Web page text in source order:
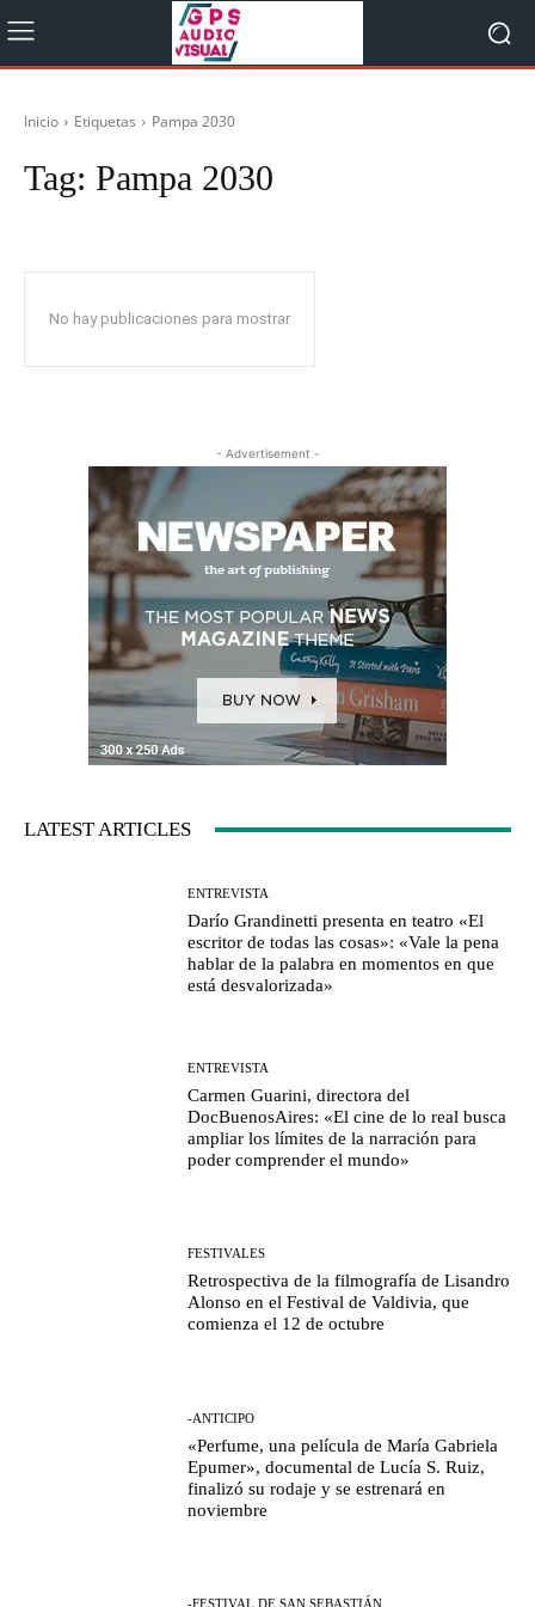
Inicio Etiquetas Pampa 2030
Tag: Pampa 2030
No hay publicaciones para mostrar
- Advertisement -
LATEST ARTICLES
ENTREVISTA
Darío Grandinetti presenta en teatro «El
escritor de todas las cosas»: «Vale la pena
hablar de la palabra en momentos en que
está desvalorizada»
ENTREVISTA
Carmen Guarini, directora del
DocBuenosAires: «El cine de lo real busca
ampliar los límites de la narración para
poder comprender el mundo»
FESTIVALES
Retrospectiva de la filmografía de Lisandro
Alonso en el Festival de Valdivia, que
comienza el 12 de octubre
-ANTICIPO
«Perfume, una película de María Gabriela
Epumer», documental de Lucía S. Ruiz,
finalizó su rodaje y se estrenará en
noviembre
-FESTIVAL DE SAN SEBASTIÁN